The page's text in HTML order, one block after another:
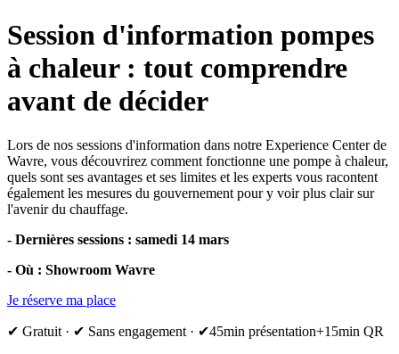
Session d'information pompes
à chaleur : tout comprendre
avant de décider
Lors de nos sessions d'information dans notre Experience Center de
Wavre, vous découvrirez comment fonctionne une pompe à chaleur,
quels sont ses avantages et ses limites et les experts vous racontent
également les mesures du gouvernement pour y voir plus clair sur
l'avenir du chauffage.
- Dernières sessions : samedi 14 mars
- Où : Showroom Wavre
Je réserve ma place
✔ Gratuit · ✔ Sans engagement · ✔45min présentation+15min QR